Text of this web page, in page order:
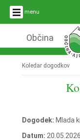
menu
Občina
Koledar dogodkov
Dogodek: Mlada
Datum: